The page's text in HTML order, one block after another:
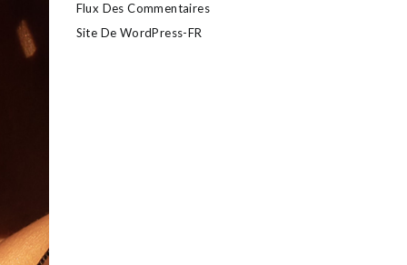
Flux Des Commentaires
Site De WordPress-FR